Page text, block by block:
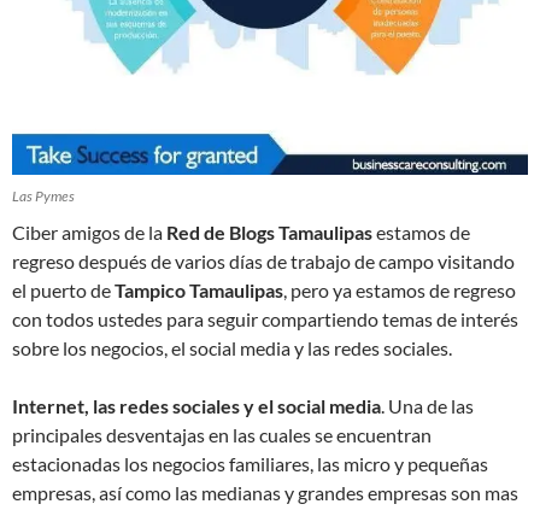
Las Pymes
Ciber amigos de la Red de Blogs Tamaulipasestamos de
regreso después de varios días de trabajo de campo visitando
el puerto deTampico Tamaulipas, pero ya estamos de regreso
con todos ustedes para seguir compartiendo temas de interés
sobre los negocios, el social media y las redes sociales.
Internet, las redes sociales y el social media. Una de las
principales desventajas en las cuales se encuentran
estacionadas los negocios familiares, las micro y pequeñas
empresas, así como las medianas y grandes empresas son mas